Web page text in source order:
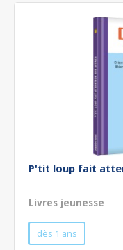
P'tit loup fait
Livres jeunesse
dès 1 ans